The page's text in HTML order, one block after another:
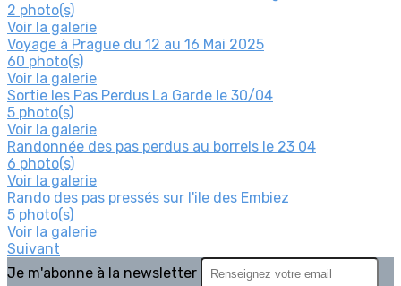
2 photo(s)
Voir la galerie
Voyage à Prague du 12 au 16 Mai 2025
60 photo(s)
Voir la galerie
Sortie les Pas Perdus La Garde le 30/04
5 photo(s)
Voir la galerie
Randonnée des pas perdus au borrels le 23 04
6 photo(s)
Voir la galerie
Rando des pas pressés sur l'ile des Embiez
5 photo(s)
Voir la galerie
Suivant
Je m'abonne à la newsletter